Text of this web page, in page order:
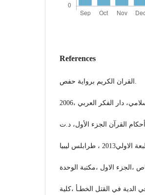
References
في القتل الخطـأ ،كلية